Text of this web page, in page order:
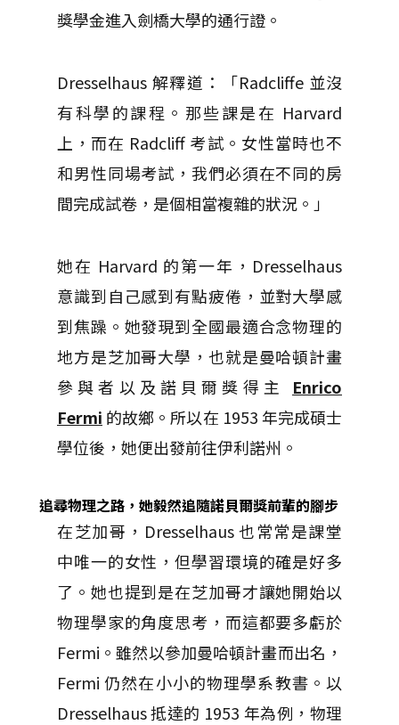
獎學金進入劍橋大學的通行證。
Dresselhaus 解釋道：「Radcliffe 並沒
有科學的課程。那些課是在 Harvard
上，而在 Radcliff 考試。女性當時也不
和男性同場考試，我們必須在不同的房
間完成試卷，是個相當複雜的狀況。」
她在 Harvard 的第一年，Dresselhaus
意識到自己感到有點疲倦，並對大學感
到焦躁。她發現到全國最適合念物理的
地方是芝加哥大學，也就是曼哈頓計畫
參與者以及諾貝爾獎得主 Enrico
Fermi 的故鄉。所以在 1953 年完成碩士
學位後，她便出發前往伊利諾州。
追尋物理之路，她毅然追隨諾貝爾獎前輩的腳步
在芝加哥，Dresselhaus 也常常是課堂
中唯一的女性，但學習環境的確是好多
了。她也提到是在芝加哥才讓她開始以
物理學家的角度思考，而這都要多虧於
Fermi。雖然以參加曼哈頓計畫而出名，
Fermi 仍然在小小的物理學系教書。以
Dresselhaus 抵達的 1953 年為例，物理